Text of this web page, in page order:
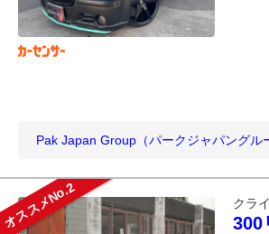
Pak Japan Group（パークジャパングル
オススメNo.2 クラ
300